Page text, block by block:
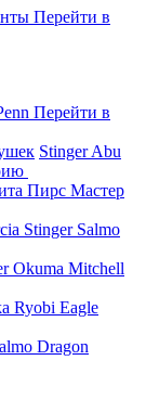
Перейти в
Перейти в
StingerAbu
Пирс Мастер
Stinger Salmo
Okuma Mitchell
Ryobi Eagle
Dragon